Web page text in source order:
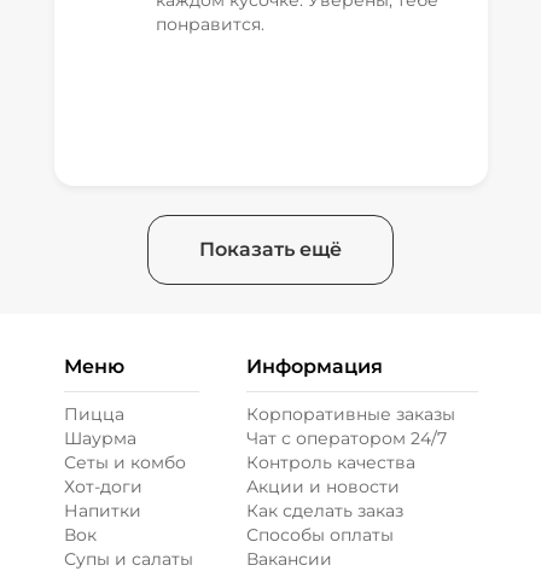
понравится.
Показать ещё
Меню
Пицца
Шаурма
Сеты и комбо
Хот-доги
Напитки
Вок
Супы и салаты
Информация
Корпоративные заказы
Чат с оператором 24/7
Контроль качества
Акции и новости
Как сделать заказ
Способы оплаты
Вакансии